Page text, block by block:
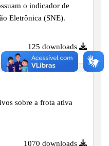
o indicador de
Eletrônica (SNE).
125 downloads
sobre a frota ativa
1070 downloads